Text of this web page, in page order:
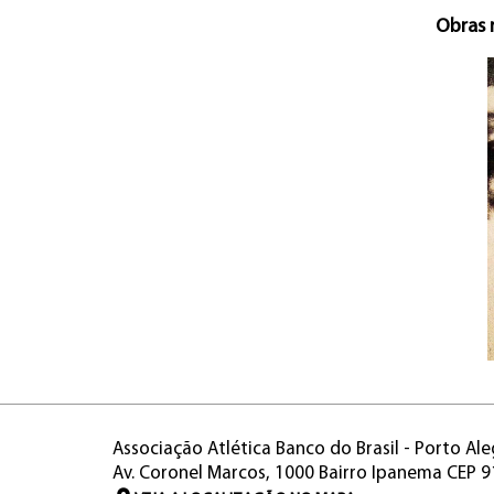
Obras
Associação Atlética Banco do Brasil - Porto
Av. Coronel Marcos, 1000 Bairro Ipanema CEP